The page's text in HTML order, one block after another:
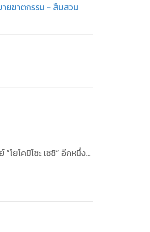
ายฆาตกรรม - สืบสวน
ขอพานักอ่านไปพบกับ
นดะอิจิ ทำให้นักสืบต้อง